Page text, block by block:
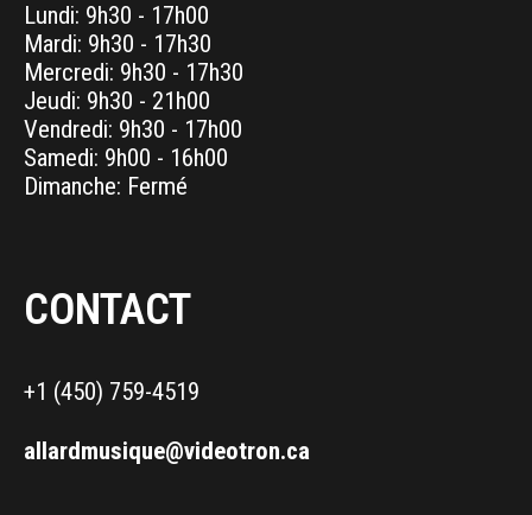
Lundi: 9h30 - 17h00
Mardi: 9h30 - 17h30
Mercredi: 9h30 - 17h30
Jeudi: 9h30 - 21h00
Vendredi: 9h30 - 17h00
Samedi: 9h00 - 16h00
Dimanche: Fermé
CONTACT
+1 (450) 759-4519
allardmusique@videotron.ca